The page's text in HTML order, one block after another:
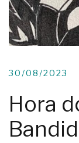
30/08/2023
Hora